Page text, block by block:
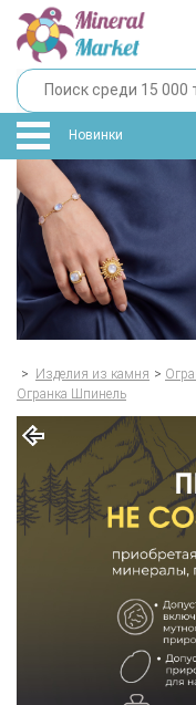
Новинки
> Изделия из камня >
Огранка Шпинель